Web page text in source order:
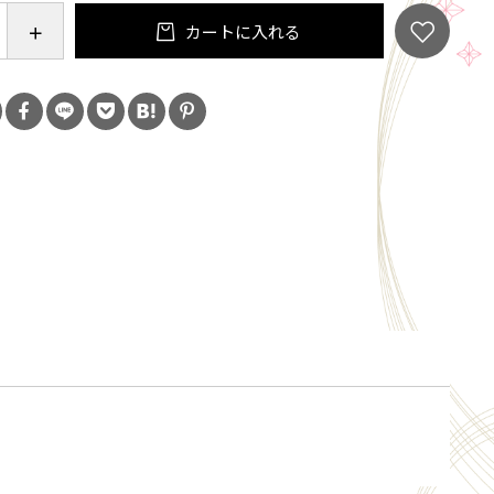
を使っているので、強い酸に触れさせないでくださ
どを入れて放置しないでください。
カートに入れる